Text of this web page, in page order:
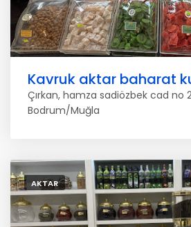
Kavruk aktar baharat
Çırkan, hamza sadiözbek cad no
Bodrum/Muğla
AKTAR